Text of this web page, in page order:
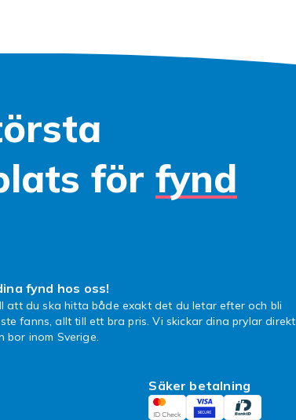
för fynd
fynd hos oss!
att du ska hitta både exakt det du letar efter och bli
fanns, allt till ett bra pris. Vi skickar dina prylar direkt
inom Sverige.
Säker betalning